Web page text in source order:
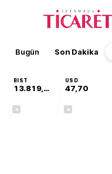
Bugün Son Dakika
BIST
13.819,51
USD
47,70